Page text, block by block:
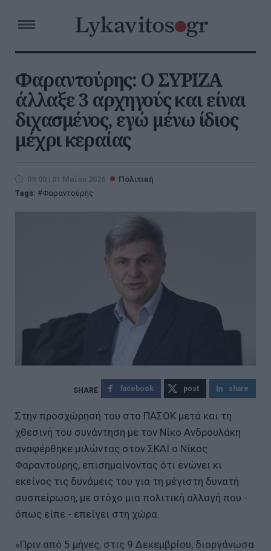
Φαραντούρης: Ο ΣΥΡΙΖΑ
άλλαξε 3 αρχηγούς και είναι
διχασμένος, εγώ μένω ίδιος
μέχρι κεραίας
09:00 | 01 Μαΐου 2026
Πολιτική
Tags:
Φαραντούρης
facebook post share
Στην προσχώρησή του στο ΠΑΣΟΚ μετά και τη
χθεσινή του συνάντηση με τον Νίκο Ανδρουλάκη
αναφέρθηκε μιλώντας στον ΣΚΑΪ ο Νίκος
Φαραντούρης, επισημαίνοντας ότι ενώνει κι
εκείνος τις δυνάμεις του για τη μέγιστη δυνατή
συσπείρωση, με στόχο μια πολιτική αλλαγή που -
όπως είπε - επείγει στη χώρα.
«Πριν από 5 μήνες, στις 9 Δεκεμβρίου, διοργάνωσα